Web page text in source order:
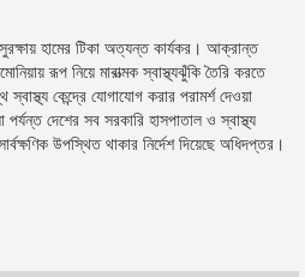
সুরক্ষায় হামের টিকা অত্যন্ত কার্যকর। আক্রান্ত
রূপ নিয়ে মারাত্মক স্বাস্থ্যঝুঁকি তৈরি করতে
কেন্দ্রে যোগাযোগ করার পরামর্শ দেওয়া
পর্যন্ত দেশের সব সরকারি হাসপাতাল ও স্বাস্থ্য
উপস্থিত থাকার নির্দেশ দিয়েছে অধিদপ্তর।